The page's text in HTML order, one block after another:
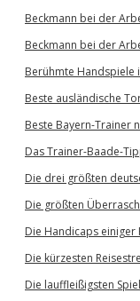
Beckmann bei der
Beckmann bei der
Berühmte Handspiele
Beste ausländische
Beste Bayern-Trainer
Das Trainer-Baade-
Die drei größten
Die größten
Die Handicaps einiger
Die kürzesten
Die lauffleißigsten